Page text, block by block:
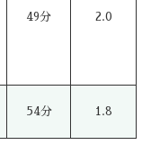
49分 2.0
54分 1.8